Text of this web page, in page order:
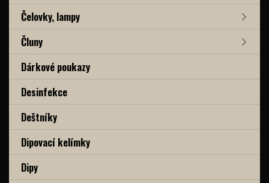
Čelovky, lampy
Čluny
Dárkové poukazy
Desinfekce
Deštníky
Dipovací kelímky
Dipy